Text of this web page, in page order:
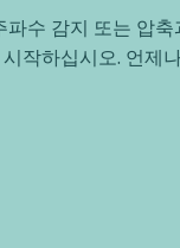
수 감지 또는 압
작하십시오. 언제